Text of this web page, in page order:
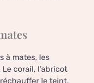
à mates, les
corail, l’abricot
le teint,